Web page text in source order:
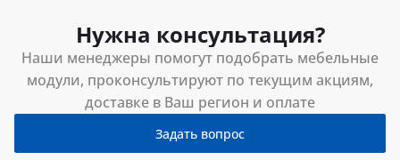
Нужна консультация?
Наши менеджеры помогут подобрать мебельные
модули, проконсультируют по текущим акциям,
доставке в Ваш регион и оплате
Задать вопрос